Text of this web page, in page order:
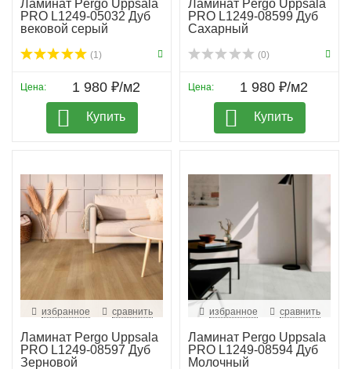
Ламинат Pergo Uppsala
PRO L1249-05032 Дуб
вековой серый
(1)
Цена: 1 980 ₽/м2
Купить
Ламинат Pergo Uppsala
PRO L1249-08599 Дуб
Сахарный
(0)
Цена: 1 980 ₽/м2
Купить
избранное сравнить
Ламинат Pergo Uppsala
PRO L1249-08597 Дуб
Зерновой
избранное сравнить
Ламинат Pergo Uppsala
PRO L1249-08594 Дуб
Молочный